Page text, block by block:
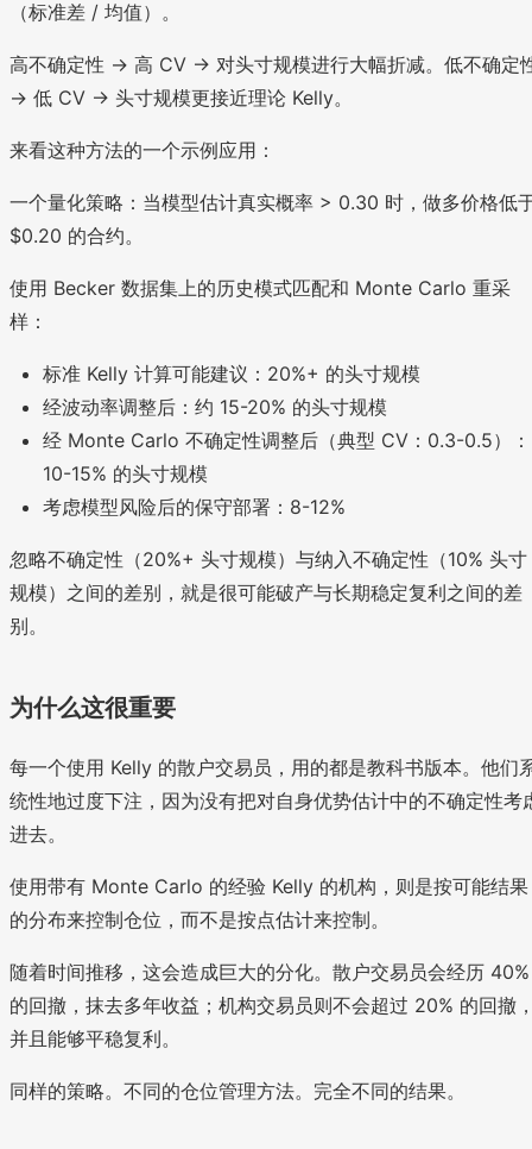
（标准差 / 均值）。
高不确定性 → 高 CV → 对头寸规模进行大幅折减。低不确定
→ 低 CV → 头寸规模更接近理论 Kelly。
来看这种方法的一个示例应用：
一个量化策略：当模型估计真实概率 > 0.30 时，做多价格低
$0.20 的合约。
使用 Becker 数据集上的历史模式匹配和 Monte Carlo 重采
样：
标准 Kelly 计算可能建议：20%+ 的头寸规模
经波动率调整后：约 15-20% 的头寸规模
经 Monte Carlo 不确定性调整后（典型 CV：0.3-0.5）：
10-15% 的头寸规模
考虑模型风险后的保守部署：8-12%
忽略不确定性（20%+ 头寸规模）与纳入不确定性（10% 头寸
规模）之间的差别，就是很可能破产与长期稳定复利之间的差
别。
为什么这很重要
每一个使用 Kelly 的散户交易员，用的都是教科书版本。他们
统性地过度下注，因为没有把对自身优势估计中的不确定性考
进去。
使用带有 Monte Carlo 的经验 Kelly 的机构，则是按可能结果
的分布来控制仓位，而不是按点估计来控制。
随着时间推移，这会造成巨大的分化。散户交易员会经历 40%
的回撤，抹去多年收益；机构交易员则不会超过 20% 的回撤
并且能够平稳复利。
同样的策略。不同的仓位管理方法。完全不同的结果。